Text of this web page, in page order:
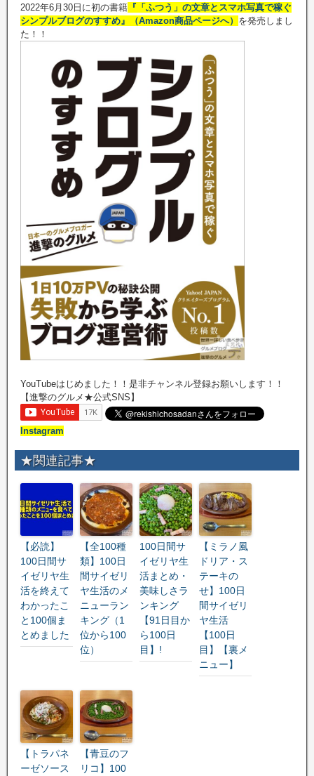
2022年6月30日に初の書籍 『「ふつう」の文章とスマホ写真で稼ぐ
シンプルブログのすすめ』（Amazon商品ページへ） を発売しまし
た！！
YouTubeはじめました！！是非チャンネル登録お願いします！！
【進撃のグルメ★公式SNS】
Instagram
★関連記事★
【必読】
100日間サ
イゼリヤ生
活を終えて
わかったこ
と100個ま
とめました
【全100種
類】100日
間サイゼリ
ヤ生活のメ
ニューラン
キング（1
位から100
位）
100日間サ
イゼリヤ生
活まとめ・
美味しさラ
ンキング
【91日目か
ら100日
目】!
【ミラノ風
ドリア・ス
テーキの
せ】100日
間サイゼリ
ヤ生活
【100日
目】【裏メ
ニュー】
【トラパネ
ーゼソース
【青豆のフ
リコ】100